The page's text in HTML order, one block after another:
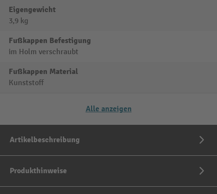
Eigengewicht
3,9 kg
Fußkappen Befestigung
im Holm verschraubt
Fußkappen Material
Kunststoff
Alle anzeigen
Artikelbeschreibung
Produkthinweise